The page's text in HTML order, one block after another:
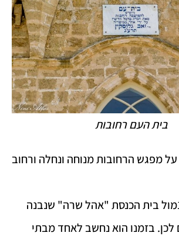
בית העם רחובות
מפגש הרחובות מנוחה ונחלה ורחוב
הוא נבנה ב-1912מול בית הכנסת "אהל שרה" שנבנה
בזמנו הוא נחשב לאחד מבתי